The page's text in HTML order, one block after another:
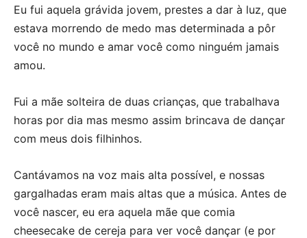
Eu fui aquela grávida jovem, prestes a dar à luz, que
estava morrendo de medo mas determinada a pôr
você no mundo e amar você como ninguém jamais
amou.
Fui a mãe solteira de duas crianças, que trabalhava
horas por dia mas mesmo assim brincava de dançar
com meus dois filhinhos.
Cantávamos na voz mais alta possível, e nossas
gargalhadas eram mais altas que a música. Antes de
você nascer, eu era aquela mãe que comia
cheesecake de cereja para ver você dançar (e por